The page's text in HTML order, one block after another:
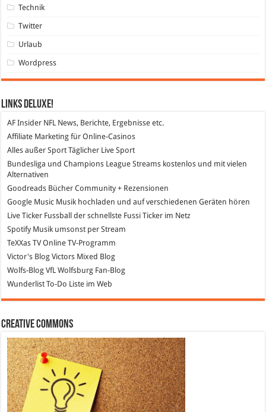
Technik
Twitter
Urlaub
Wordpress
Links DeLuXe!
AF Insider NFL News, Berichte, Ergebnisse etc.
Affiliate Marketing für Online-Casinos
Alles außer SportTäglicher Live Sport
Bundesliga und Champions League Streams kostenlos und mit vielen
Alternativen
Goodreads Bücher Community + Rezensionen
Google Music Musik hochladen und auf verschiedenen Geräten hören
Live Ticker Fussball
der schnellste Fussi Ticker im Netz
SpotifyMusik umsonst per Stream
TeXXas TVOnline TV-Programm
Victor's Blog Victors Mixed Blog
Wolfs-Blog VfL Wolfsburg Fan-Blog
WunderlistTo-Do Liste im Web
Creative Commons